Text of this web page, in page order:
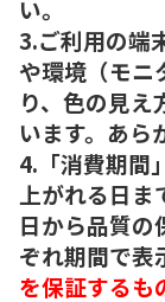
い。
3.ご利用の端
や環境（モニ
り、色の見え
います。あら
4.「消費期間
上がれる日ま
日から品質の
ぞれ期間で表
を保証するも